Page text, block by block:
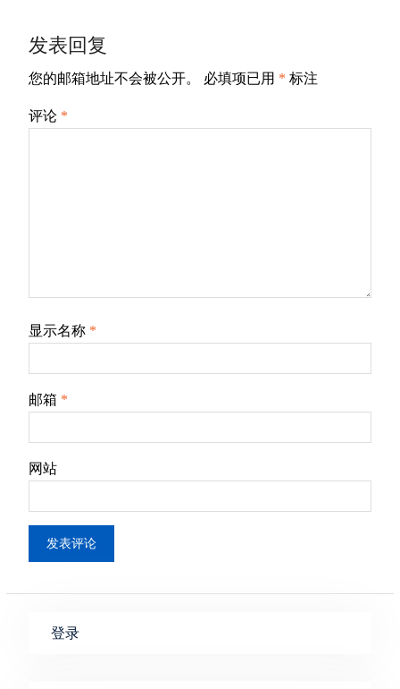
航
发表回复
您的邮箱地址不会被公开。 必填项已用 * 标注
评论 *
显示名称 *
邮箱 *
网站
登录